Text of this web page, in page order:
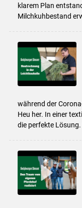
klarem Plan
Milchkuhbestand
während der
Heu her. In einer
die perfekte